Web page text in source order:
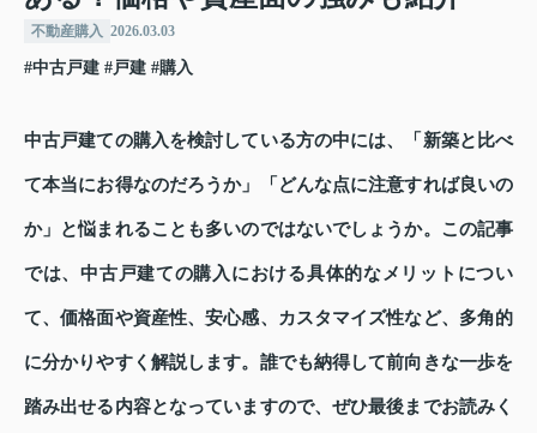
不動産購入 2026.03.03
#中古戸建 #戸建 #購入
中古戸建ての購入を検討している方の中には、「新築と比べ
て本当にお得なのだろうか」「どんな点に注意すれば良いの
か」と悩まれることも多いのではないでしょうか。この記事
では、中古戸建ての購入における具体的なメリットについ
て、価格面や資産性、安心感、カスタマイズ性など、多角的
に分かりやすく解説します。誰でも納得して前向きな一歩を
踏み出せる内容となっていますので、ぜひ最後までお読みく